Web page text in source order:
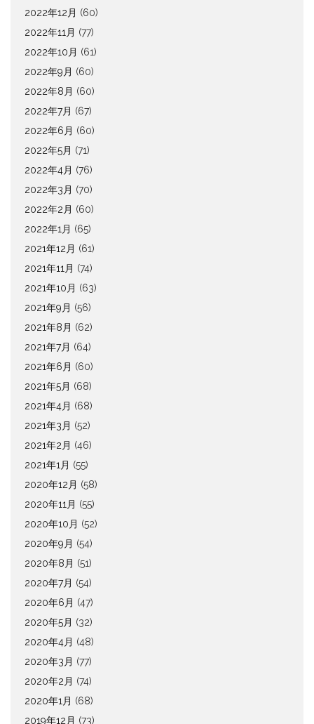
2022年12月 (60)
2022年11月 (77)
2022年10月 (61)
2022年9月 (60)
2022年8月 (60)
2022年7月 (67)
2022年6月 (60)
2022年5月 (71)
2022年4月 (76)
2022年3月 (70)
2022年2月 (60)
2022年1月 (65)
2021年12月 (61)
2021年11月 (74)
2021年10月 (63)
2021年9月 (56)
2021年8月 (62)
2021年7月 (64)
2021年6月 (60)
2021年5月 (68)
2021年4月 (68)
2021年3月 (52)
2021年2月 (46)
2021年1月 (55)
2020年12月 (58)
2020年11月 (55)
2020年10月 (52)
2020年9月 (54)
2020年8月 (51)
2020年7月 (54)
2020年6月 (47)
2020年5月 (32)
2020年4月 (48)
2020年3月 (77)
2020年2月 (74)
2020年1月 (68)
2019年12月 (73)